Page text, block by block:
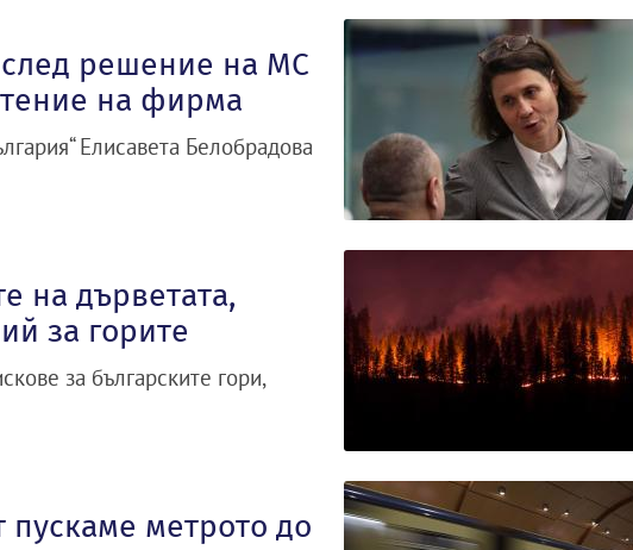
след решение на МС
на фирма
Елисавета Белобрадова
на дърветата,
за горите
за българските гори,
пускаме метрото до